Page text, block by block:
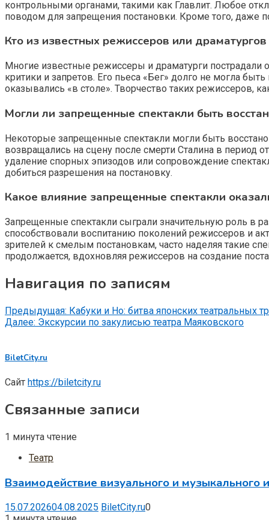
контрольными органами, такими как Главлит. Любое
поводом для запрещения постановки. Кроме того, даже
Кто из известных режиссеров или
Многие известные режиссеры и драматурги пострадали
критики и запретов. Его пьеса «Бег» долго не могла
оказывались «в столе». Творчество таких режиссеров,
Могли ли запрещенные спектакли быть
Некоторые запрещенные спектакли могли быть
возвращались на сцену после смерти Сталина в период
удаление спорных эпизодов или сопровождение
добиться разрешения на постановку.
Какое влияние запрещенные спектакли
Запрещенные спектакли сыграли значительную роль в
способствовали воспитанию поколений режиссеров и
зрителей к смелым постановкам, часто наделяя такие
продолжается, вдохновляя режиссеров на создание
Навигация по записям
Предыдущая: Кабуки и Но: битва японских театральных
Далее: Экскурсии по закулисью театра Маяковского
BiletCity.ru
Сайт https://biletcity.ru
Связанные записи
1 минута чтение
Театр
Взаимодействие визуального и музыкального
15.07.202604.08.2025 BiletCity.ru0